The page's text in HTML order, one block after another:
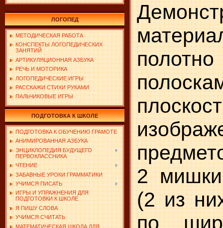
ЛОГОПЕД
МЕТОДИЧЕСКАЯ РАБОТА
КОНСПЕКТЫ ЛОГОПЕДИЧЕСКИХ
ЗАНЯТИЙ
АРТИКУЛЯЦИОННАЯ АЗБУКА
РЕЧЬ И МОТОРИКА
ЛОГОПЕДИЧЕСКИЕ ИГРЫ
РАССКАЖИ СТИХИ РУКАМИ
ПАЛЬЧИКОВЫЕ ИГРЫ
ПОДГОТОВКА К ШКОЛЕ
ПОДГОТОВКА К ОБУЧЕНИЮ ГРАМОТЕ
АНИМИРОВАННАЯ АЗБУКА
ЭНЦИКЛОПЕДИЯ БУДУЩЕГО
ПЕРВОКЛАССНИКА
ЧТЕНИЕ
ЗАБАВНЫЕ УРОКИ ГРАММАТИКИ
УЧИМСЯ ПИСАТЬ
ИГРЫ И УПРАЖНЕНИЯ ДЛЯ
ПОДГОТОВКИ К ШКОЛЕ
Я ПИШУ СЛОВА
УЧИМСЯ СЧИТАТЬ
МАТЕМАТИЧЕСКАЯ ШКОЛА ДЛЯ
2
(2 из
по